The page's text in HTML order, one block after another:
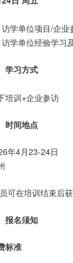
访学单位项目/企业
学单位经验学习
学习方式
培训+企业参访
时间地点
年4月23-24日
可在培训结束后
报名须知
标准